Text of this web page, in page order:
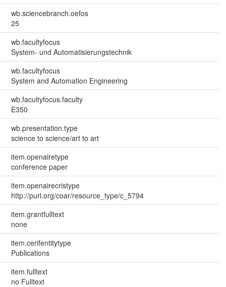
wb.sciencebranch.oefos
25
wb.facultyfocus
System- und Automatisierungstechnik
wb.facultyfocus
System and Automation Engineering
wb.facultyfocus.faculty
E350
wb.presentation.type
science to science/art to art
item.openairetype
conference paper
item.openairecristype
http://purl.org/coar/resource_type/c_5794
item.grantfulltext
none
item.cerifentitytype
Publications
item.fulltext
no Fulltext